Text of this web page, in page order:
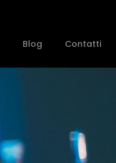
Blog Contatti